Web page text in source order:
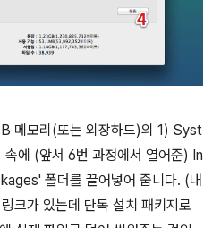
메모리(또는 외장하드)의 1) Syst
에 (앞서 6번 과정에서 열어준) In
폴더를 끌어넣어 줍니다. (내
크가 있는데 단독 설치 패키지로